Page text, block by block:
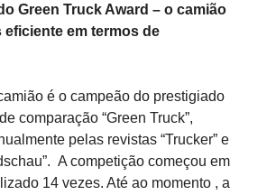
Green Truck Award – o camião
eficiente em termos de
é o campeão do prestigiado
comparação “Green Truck”,
pelas revistas “Trucker” e
A competição começou em
14 vezes. Até ao momento , a